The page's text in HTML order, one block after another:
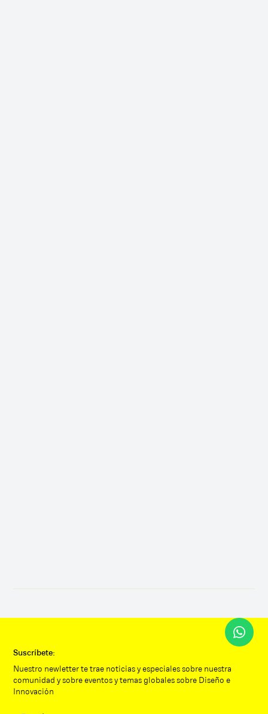
Suscríbete:
Nuestro newletter te trae noticias y especiales sobre nuestra
comunidad y sobre eventos y temas globales sobre Diseño e
Innovación